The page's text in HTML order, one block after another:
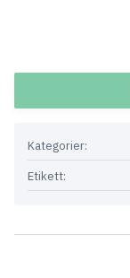
Kategorier:
Etikett: